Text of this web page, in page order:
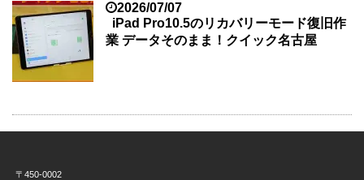
2026/07/07
iPad Pro10.5のリカバリーモード復旧作
業 データそのまま！クイック名古屋
〒450-0002